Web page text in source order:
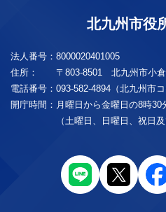
北九州市役
法人番号： 8000020401005
住所：
〒803-8501 北九州市小
電話番号： 093-582-4894（北九州市コ
開庁時間： 月曜日から金曜日の8時
（土曜日、日曜日、祝日